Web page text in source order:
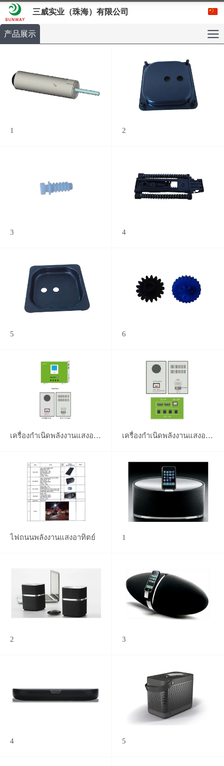
三威实业（珠海）有限公司
产品展示
1 2
3 4
5 6
เครื่องกำเนิดพลังงานแสงอาทิตย์ เครื่องกำเนิดพลังงานแสงอาทิตย์
ไฟถนนพลังงานแสงอาทิตย์ 1
2 3
4 5